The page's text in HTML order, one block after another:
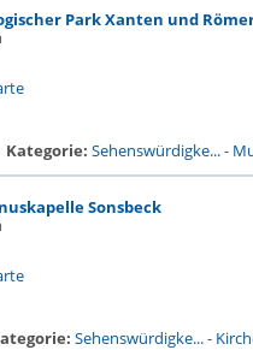
Park Xanten und
Kategorie: Sehenswürdigke...-
Sonsbeck
Sehenswürdigke...-